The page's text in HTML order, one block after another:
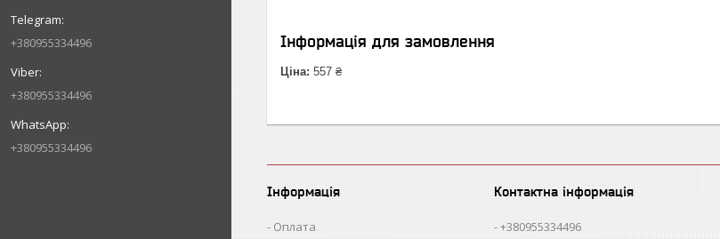
+380955334496
+380955334496
+380955334496
Інформація для замовлення
Ціна: 557 ₴
Інформація
Оплата
Контактна інформація
+380955334496